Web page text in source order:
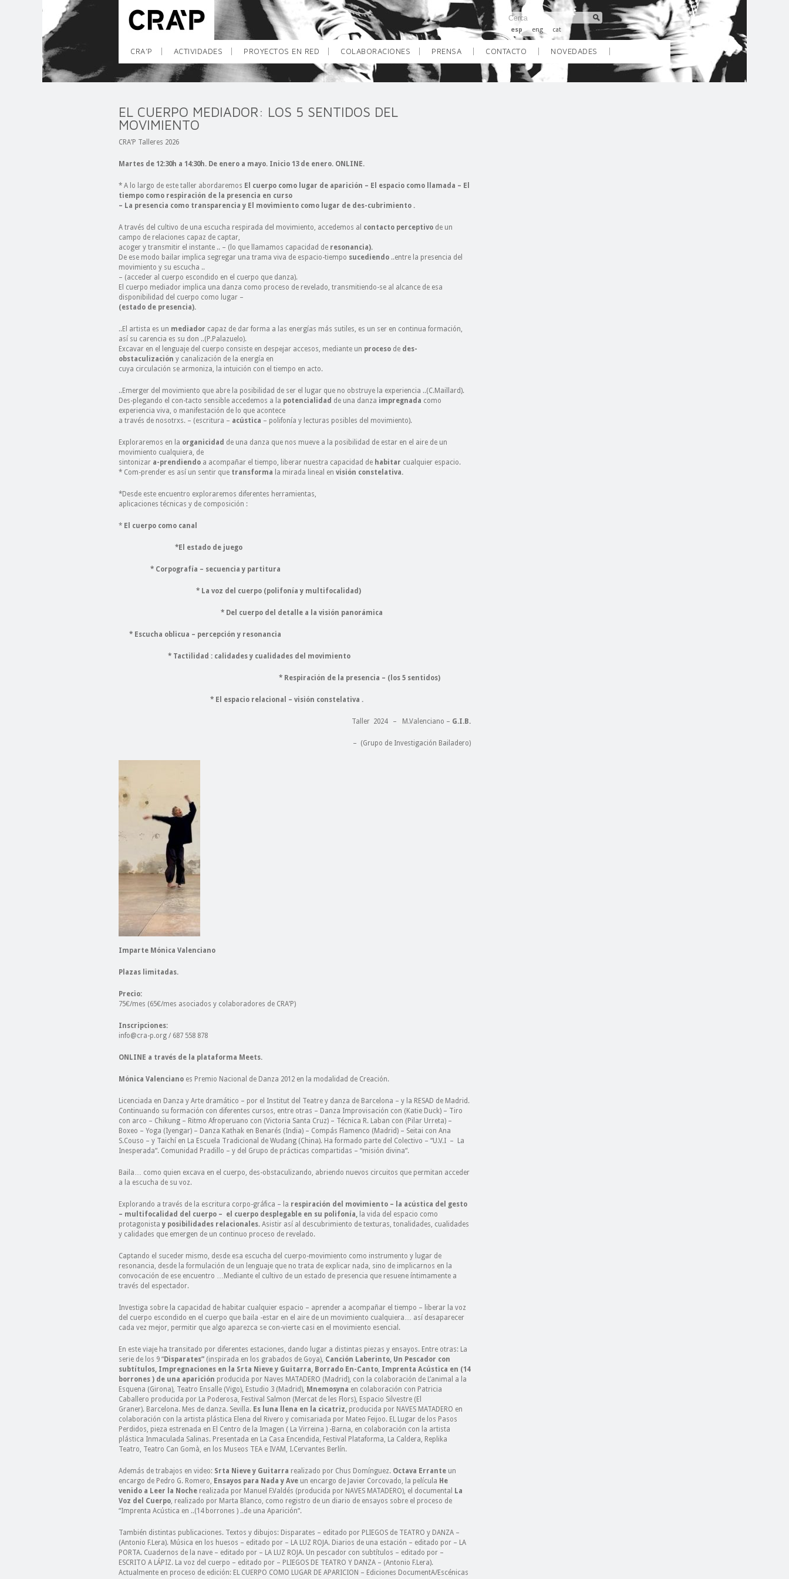
esp eng cat
CRA’P ACTIVIDADES PROYECTOS EN RED COLABORACIONES PRENSA CONTACTO NOVEDADES
EL CUERPO MEDIADOR: LOS 5 SENTIDOS DEL
MOVIMIENTO
CRA’P Talleres 2026
Martes de 12:30h a 14:30h. De enero a mayo. Inicio 13 de enero. ONLINE.
* A lo largo de este taller abordaremos El cuerpo como lugar de aparición – El espacio como llamada – El
tiempo como respiración de la presencia en curso
– La presencia como transparencia y El movimiento como lugar de des-cubrimiento .
A través del cultivo de una escucha respirada del movimiento, accedemos al contacto perceptivo de un
campo de relaciones capaz de captar,
acoger y transmitir el instante .. – (lo que llamamos capacidad de resonancia).
De ese modo bailar implica segregar una trama viva de espacio-tiempo sucediendo ..entre la presencia del
movimiento y su escucha ..
– (acceder al cuerpo escondido en el cuerpo que danza).
El cuerpo mediador implica una danza como proceso de revelado, transmitiendo-se al alcance de esa
disponibilidad del cuerpo como lugar –
(estado de presencia).
..El artista es un mediador capaz de dar forma a las energías más sutiles, es un ser en continua formación,
así su carencia es su don ..(P.Palazuelo).
Excavar en el lenguaje del cuerpo consiste en despejar accesos, mediante un proceso de des-
obstaculización y canalización de la energía en
cuya circulación se armoniza, la intuición con el tiempo en acto.
..Emerger del movimiento que abre la posibilidad de ser el lugar que no obstruye la experiencia ..(C.Maillard).
Des-plegando el con-tacto sensible accedemos a la potencialidad de una danza impregnada como
experiencia viva, o manifestación de lo que acontece
a través de nosotrxs. – (escritura – acústica – polifonía y lecturas posibles del movimiento).
Exploraremos en la organicidad de una danza que nos mueve a la posibilidad de estar en el aire de un
movimiento cualquiera, de
sintonizar a-prendiendo a acompañar el tiempo, liberar nuestra capacidad de habitar cualquier espacio.
* Com-prender es así un sentir que transforma la mirada lineal en visión constelativa.
*Desde este encuentro exploraremos diferentes herramientas,
aplicaciones técnicas y de composición :
* El cuerpo como canal
*El estado de juego
* Corpografía – secuencia y partitura
* La voz del cuerpo (polifonía y multifocalidad)
* Del cuerpo del detalle a la visión panorámica
* Escucha oblicua – percepción y resonancia
* Tactilidad : calidades y cualidades del movimiento
* Respiración de la presencia – (los 5 sentidos)
* El espacio relacional – visión constelativa .
Taller 2024 – M.Valenciano – G.I.B.
– (Grupo de Investigación Bailadero)
Imparte Mónica Valenciano
Plazas limitadas.
Precio:
75€/mes (65€/mes asociados y colaboradores de CRA’P)
Inscripciones:
info@cra-p.org / 687 558 878
ONLINE a través de la plataforma Meets.
Mónica Valenciano es Premio Nacional de Danza 2012 en la modalidad de Creación.
Licenciada en Danza y Arte dramático – por el Institut del Teatre y danza de Barcelona – y la RESAD de Madrid.
Continuando su formación con diferentes cursos, entre otras – Danza Improvisación con (Katie Duck) – Tiro
con arco – Chikung – Ritmo Afroperuano con (Victoria Santa Cruz) – Técnica R. Laban con (Pilar Urreta) –
Boxeo – Yoga (Iyengar) – Danza Kathak en Benarés (India) – Compás Flamenco (Madrid) – Seitai con Ana
S.Couso – y Taichí en La Escuela Tradicional de Wudang (China). Ha formado parte del Colectivo – “U.V.I – La
Inesperada“. Comunidad Pradillo – y del Grupo de prácticas compartidas – “misión divina“.
Baila… como quien excava en el cuerpo, des-obstaculizando, abriendo nuevos circuitos que permitan acceder
a la escucha de su voz.
Explorando a través de la escritura corpo-gráfica – la respiración del movimiento – la acústica del gesto
– multifocalidad del cuerpo – el cuerpo desplegable en su polifonía, la vida del espacio como
protagonista y posibilidades relacionales. Asistir así al descubrimiento de texturas, tonalidades, cualidades
y calidades que emergen de un continuo proceso de revelado.
Captando el suceder mismo, desde esa escucha del cuerpo-movimiento como instrumento y lugar de
resonancia, desde la formulación de un lenguaje que no trata de explicar nada, sino de implicarnos en la
convocación de ese encuentro …Mediante el cultivo de un estado de presencia que resuene íntimamente a
través del espectador.
Investiga sobre la capacidad de habitar cualquier espacio – aprender a acompañar el tiempo – liberar la voz
del cuerpo escondido en el cuerpo que baila -estar en el aire de un movimiento cualquiera… así desaparecer
cada vez mejor, permitir que algo aparezca se con-vierte casi en el movimiento esencial.
En este viaje ha transitado por diferentes estaciones, dando lugar a distintas piezas y ensayos. Entre otras: La
serie de los 9 “Disparates” (inspirada en los grabados de Goya), Canción Laberinto, Un Pescador con
subtítulos, Impregnaciones en la Srta Nieve y Guitarra, Borrado En-Canto, Imprenta Acústica en (14
borrones ) de una aparición producida por Naves MATADERO (Madrid), con la colaboración de L’animal a la
Esquena (Girona), Teatro Ensalle (Vigo), Estudio 3 (Madrid), Mnemosyna en colaboración con Patricia
Caballero producida por La Poderosa, Festival Salmon (Mercat de les Flors), Espacio Silvestre (El
Graner). Barcelona. Mes de danza. Sevilla. Es luna llena en la cicatriz, producida por NAVES MATADERO en
colaboración con la artista plástica Elena del Rivero y comisariada por Mateo Feijoo. EL Lugar de los Pasos
Perdidos, pieza estrenada en El Centro de la Imagen ( La Virreina ) -Barna, en colaboración con la artista
pl ástica Inmaculada Salinas. Presentada en La Casa Encendida, Festival Plataforma, La Caldera, Replika
Teatro, Teatro Can Gomà, en los Museos TEA e IVAM, I.Cervantes Berl ín.
Además de trabajos en video: Srta Nieve y Guitarra realizado por Chus Domínguez. Octava Errante un
encargo de Pedro G. Romero, Ensayos para Nada y Ave un encargo de Javier Corcovado, la película He
venido a Leer la Noche realizada por Manuel F.Valdés (producida por NAVES MATADERO), el documental
La
Voz del Cuerpo, realizado por Marta Blanco, como registro de un diario de ensayos sobre el proceso de
“Imprenta Acústica en ..(14 borrones ) ..de una Aparición“.
También distintas publicaciones. Textos y dibujos: Disparates – editado por PLIEGOS de TEATRO y DANZA –
(Antonio F.Lera). Música en los huesos – editado por – LA LUZ ROJA. Diarios de una estación – editado por – LA
PORTA. Cuadernos de la nave – editado por – LA LUZ ROJA. Un pescador con subtítulos – editado por –
ESCRITO A LÁPIZ. La voz del cuerpo – editado por – PLIEGOS DE TEATRO Y DANZA – (Antonio F.Lera).
Actualmente en proceso de edición: EL CUERPO COMO LUGAR DE APARICION – Ediciones DocumentA/Escénicas